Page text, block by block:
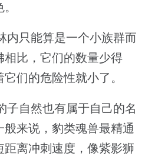
只能算是一个小族群而
相比，它们的数量少得
们的危险性就小了。
自然也有属于自己的名
来说，豹类魂兽最精通
离冲刺速度，像紫影狮